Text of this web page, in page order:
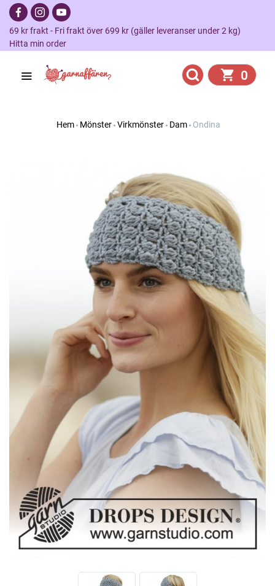
69 kr frakt - Fri frakt över 699 kr (gäller leveranser under 2 kg)
Hitta min order
0
Hem Mönster Virkmönster Dam Ondina